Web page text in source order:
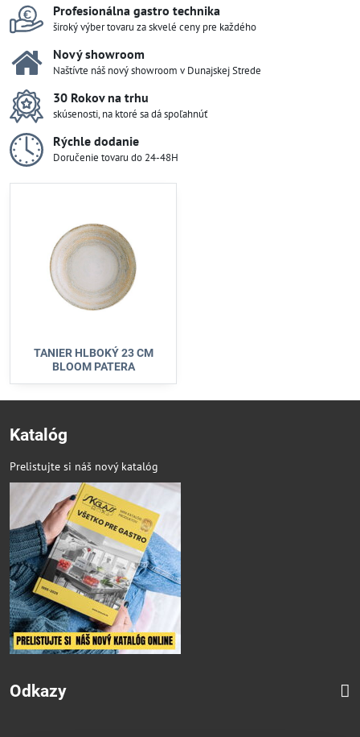
Profesionálna gastro technika
široký výber tovaru za skvelé ceny pre každého
Nový showroom
Naštívte náš nový showroom v Dunajskej Strede
30 Rokov na trhu
skúsenosti, na ktoré sa dá spoľahnúť
Rýchle dodanie
Doručenie tovaru do 24-48H
TANIER HLBOKÝ 23 CM
BLOOM PATERA
Katalóg
Prelistujte si náš nový katalóg
Odkazy